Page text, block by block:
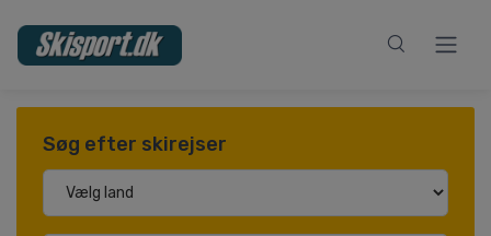
Søg efter skirejser